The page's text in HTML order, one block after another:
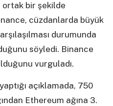
ortak bir şekilde
cüzdanlarda büyük
durumunda
söyledi. Binance
vurguladı.
açıklamada, 750
Ethereum ağına 3.